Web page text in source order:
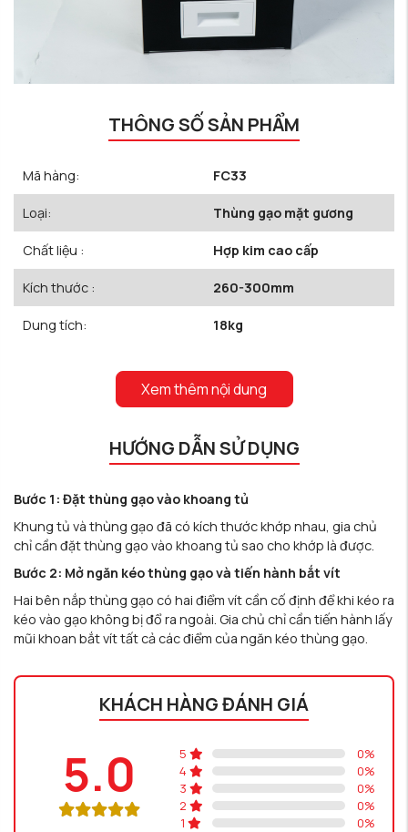
THÔNG SỐ SẢN PHẨM
Mã hàng: FC33
Loại: Thùng gạo mặt gương
Chất liệu : Hợp kim cao cấp
Kích thước : 260-300mm
Dung tích: 18kg
Xem thêm nội dung
HƯỚNG DẪN SỬ DỤNG
Bước 1: Đặt thùng gạo vào khoang tủ
Khung tủ và thùng gạo đã có kích thước khớp nhau, gia chủ
chỉ cần đặt thùng gạo vào khoang tủ sao cho khớp là được.
Bước 2: Mở ngăn kéo thùng gạo và tiến hành bắt vít
Hai bên nắp thùng gạo có hai điểm vít cần cố định để khi kéo ra
kéo vào gạo không bị đổ ra ngoài. Gia chủ chỉ cần tiến hành lấy
mũi khoan bắt vít tất cả các điểm của ngăn kéo thùng gạo.
KHÁCH HÀNG ĐÁNH GIÁ
5.0 5 0%
4
0%
3
0%
2
0%
1
0%